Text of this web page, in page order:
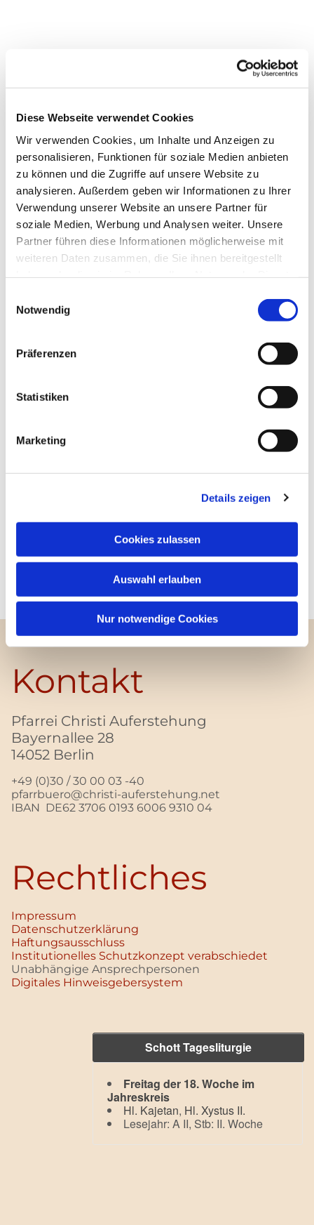
Diese Webseite verwendet Cookies
Wir verwenden Cookies, um Inhalte und Anzeigen zu
personalisieren, Funktionen für soziale Medien anbieten
zu können und die Zugriffe auf unsere Website zu
analysieren. Außerdem geben wir Informationen zu Ihrer
Verwendung unserer Website an unsere Partner für
soziale Medien, Werbung und Analysen weiter. Unsere
Partner führen diese Informationen möglicherweise mit
weiteren Daten zusammen, die Sie ihnen bereitgestellt
Notwendig
Präferenzen
Statistiken
Marketing
Details zeigen
Cookies zulassen
Auswahl erlauben
Nur notwendige Cookies
Dies könnte Sie auch
interessieren
Kontakt
Pfarrei Christi Auferstehung
Bayernallee 28
14052 Berlin
+49 (0)30 / 30 00 03 -40
pfarrbuero@christi-auferstehung.net
IBAN DE62 3706 0193 6006 9310 04
Rechtliches
Impressum
Datenschutz­erklärung
Haftungsausschluss
Institutionelles Schutzkonzept verabschiedet
Unabhängige Ansprechpersonen
Digitales Hinweisgebersystem
Schott Tagesliturgie
Freitag der 18. Woche im
Jahreskreis
Hl. Kajetan, Hl. Xystus II.
Lesejahr: A II, Stb: II. Woche